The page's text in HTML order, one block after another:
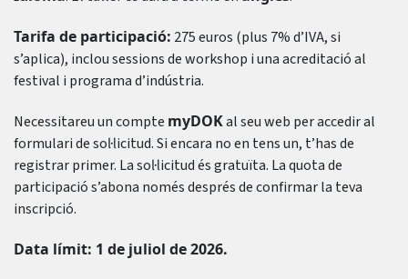
Tarifa de participació: 275 euros (plus 7% d’IVA, si
s’aplica), inclou sessions de workshop i una acreditació al
festival i programa d’indústria.
Necessitareu un compte myDOKal seu web per accedir al
formulari de sol·licitud. Si encara no en tens un, t’has de
registrar primer. La sol·licitud és gratuïta. La quota de
participació s’abona només després de confirmar la teva
inscripció.
Data límit: 1 de juliol de 2026.